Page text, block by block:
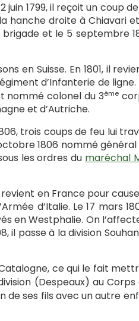
1799, il reçoit un coup
hanche droite à Chiavari
et le 5 septembre
en Suisse. En 1801, il
d’Infanterie de ligne.
nommé colonel du 3ème
et d’Autriche.
trois coups de feu lui
1806 nommé
les ordres du maréchal
revient en France pour
d’Italie. Le 17 mars
en Westphalie. On
il passe à la division
ce qui le fait
(Despeaux) au Corps
de ses fils avec un autre